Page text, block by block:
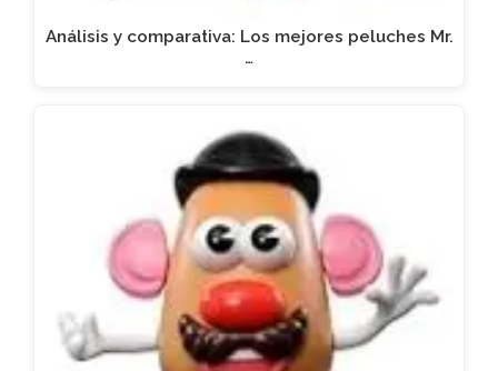
Análisis y comparativa: Los mejores peluches Mr.
…